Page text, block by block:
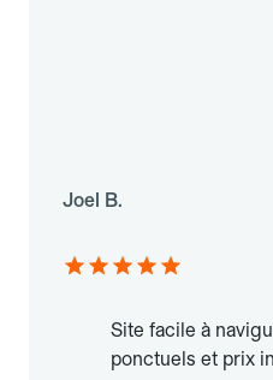
Joel B.
Site facile à
ponctuels et prix